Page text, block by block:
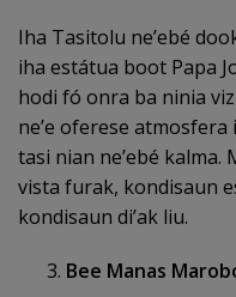
Iha Tasitolu ne’ebé
iha estátua boot Papa
hodi fó onra ba ninia
ne’e oferese atmosfera
tasi nian ne’ebé kalma.
vista furak, kondisaun
kondisaun di’ak liu.
Bee Manas